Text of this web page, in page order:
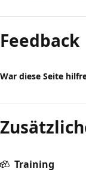
Feedback
War diese Seite
Training